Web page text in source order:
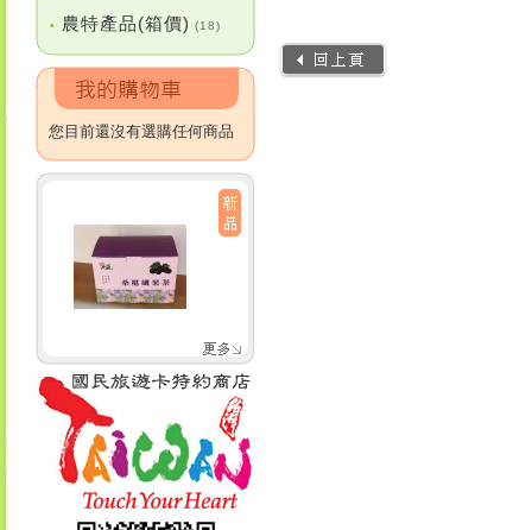
• 農特產品(箱價) (18)
您目前還沒有選購任何商品